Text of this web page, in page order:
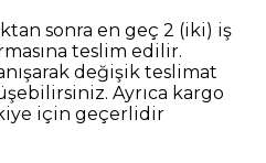
sonra en geç 2 (iki) iş
teslim edilir.
değişik teslimat
Ayrıca kargo
için geçerlidir